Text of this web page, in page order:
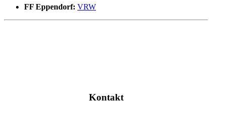
FF Eppendorf: VRW
Kontakt